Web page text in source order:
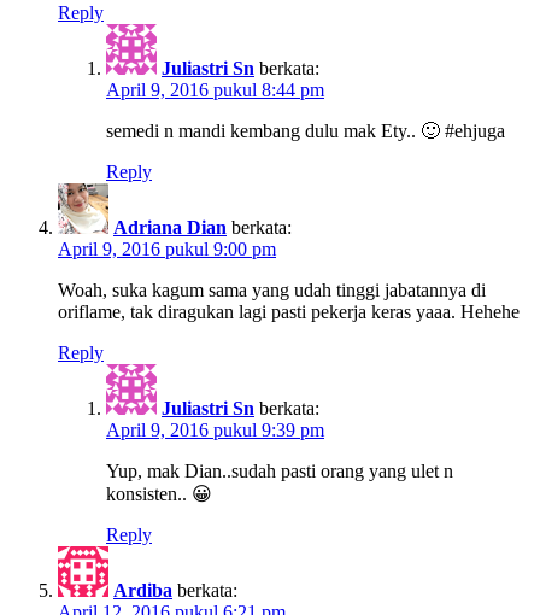
Reply
Juliastri Sn berkata:
April 9, 2016 pukul 8:44 pm
semedi n mandi kembang dulu mak Ety.. 🙂 #ehjuga
Reply
Adriana Dian berkata:
April 9, 2016 pukul 9:00 pm
Woah, suka kagum sama yang udah tinggi jabatannya di
oriflame, tak diragukan lagi pasti pekerja keras yaaa. Hehehe
Reply
Juliastri Sn berkata:
April 9, 2016 pukul 9:39 pm
Yup, mak Dian..sudah pasti orang yang ulet n
konsisten.. 😀
Reply
Ardiba berkata: